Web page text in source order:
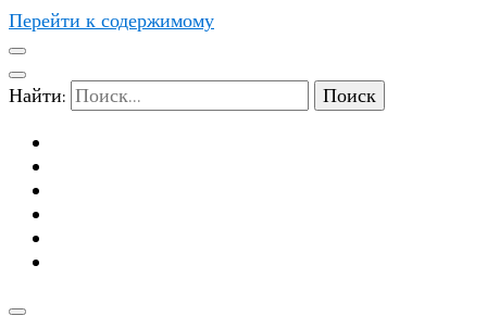
Перейти к содержимому
Найти: